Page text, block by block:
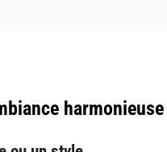
harmonieuse